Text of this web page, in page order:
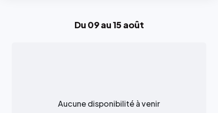
Du 09 au 15 août
Aucune disponibilité à venir